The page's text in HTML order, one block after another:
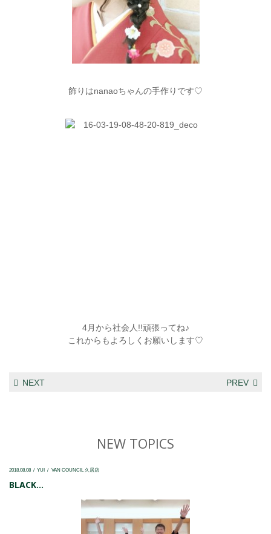
飾りはnanaoちゃんの手作りです♡
4月から社会人!!頑張ってね♪
これからもよろしくお願いします♡
NEXT PREV
NEW TOPICS
2018.08.08 YUI VAN COUNCIL 久居店
BLACK...